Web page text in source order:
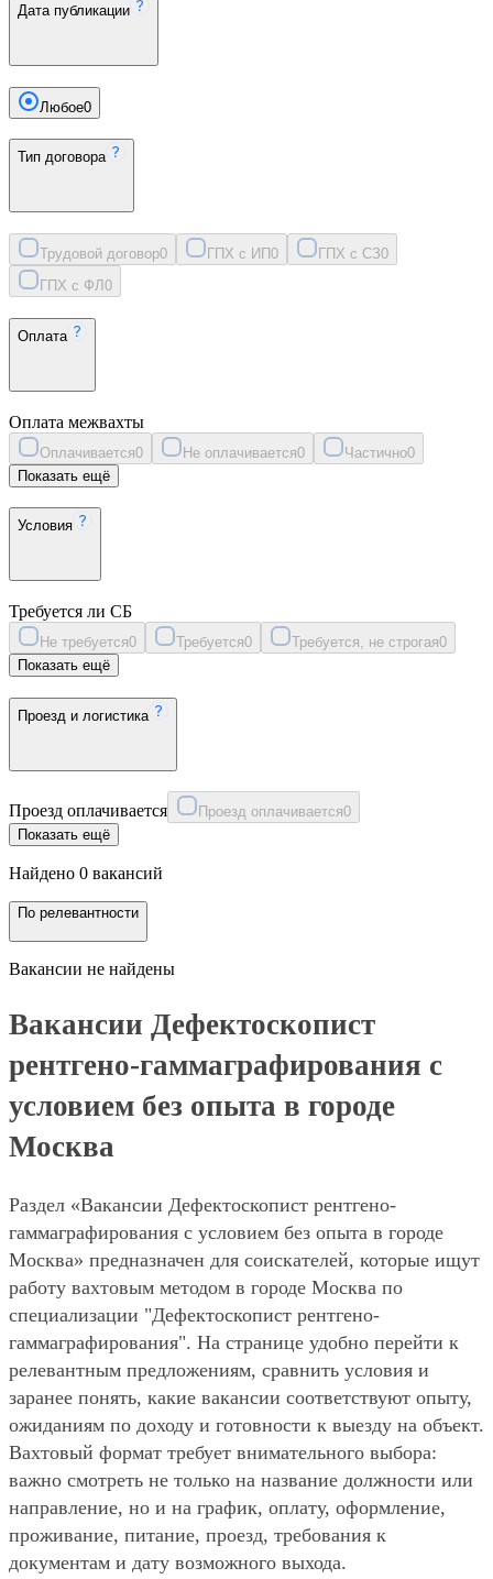
Дата публикации
Любое0
Тип договора
Трудовой договор0 ГПХ с ИП0 ГПХ с СЗ0
ГПХ с ФЛ 0
Оплата
Оплата межвахты
Оплачивается0 Не оплачивается0 Частично0
Показать ещё
Условия
Требуется ли СБ
Не требуется0 Требуется0 Требуется, не строгая0
Показать ещё
Проезд и логистика
Проезд оплачивается Проезд оплачивается0
Показать ещё
Найдено 0 вакансий
По релевантности
Вакансии не найдены
Вакансии Дефектоскопист
рентгено-гаммаграфирования с
условием без опыта в городе
Москва
Раздел «Вакансии Дефектоскопист рентгено-
гаммаграфирования с условием без опыта в городе
Москва» предназначен для соискателей, которые ищут
работу вахтовым методом в городе Москва по
специализации "Дефектоскопист рентгено-
гаммаграфирования". На странице удобно перейти к
релевантным предложениям, сравнить условия и
заранее понять, какие вакансии соответствуют опыту,
ожиданиям по доходу и готовности к выезду на объект.
Вахтовый формат требует внимательного выбора:
важно смотреть не только на название должности или
направление, но и на график, оплату, оформление,
проживание, питание, проезд, требования к
документам и дату возможного выхода.